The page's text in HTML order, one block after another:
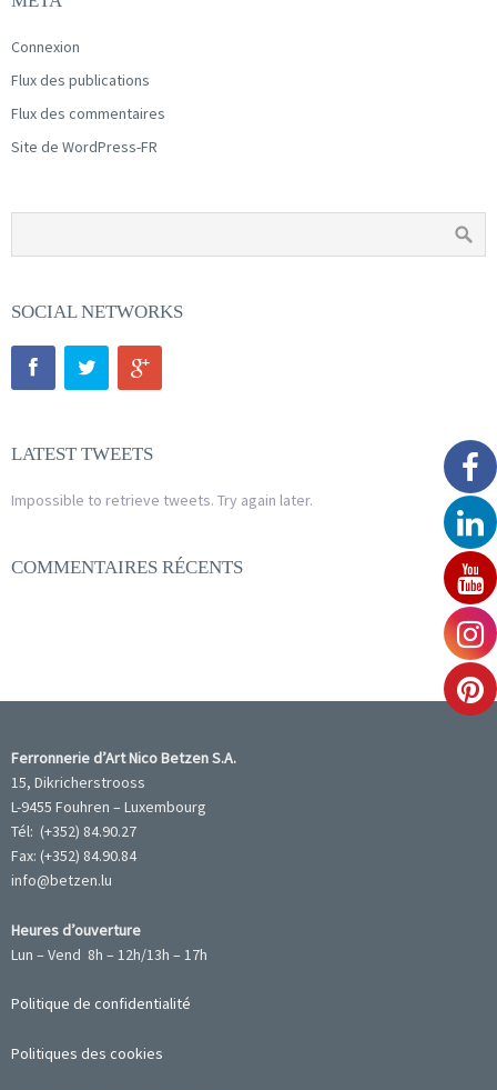
Connexion
Flux des publications
Flux des commentaires
Site de WordPress-FR
SOCIAL NETWORKS
LATEST TWEETS
Impossible to retrieve tweets. Try again later.
COMMENTAIRES RÉCENTS
Ferronnerie d’Art Nico Betzen S.A.
15, Dikricherstrooss
L-9455 Fouhren – Luxembourg
Tél: (+352) 84.90.27
Fax: (+352) 84.90.84
info@betzen.lu
Heures d’ouverture
Lun – Vend 8h – 12h/13h – 17h
Politique de confidentialité
Politiques des cookies